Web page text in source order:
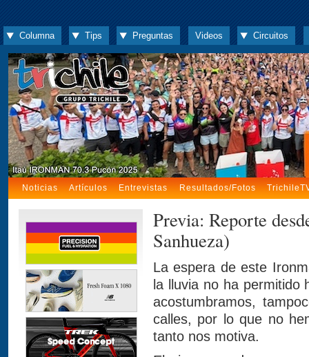
Columna Tips Preguntas Videos Circuitos
Noticias Artículos Entrevistas Resultados/Fotos
Previa: Reporte
Sanhueza)
La espera de este
la lluvia no ha permitido
acostumbramos,
calles, por lo que no
tanto nos motiva.